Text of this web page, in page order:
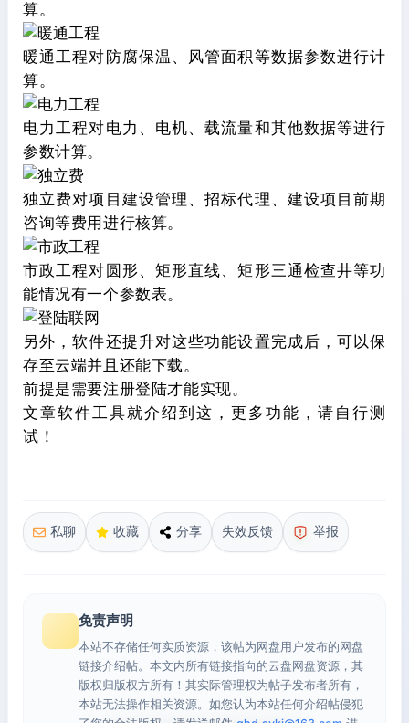
算。
暖通工程对防腐保温、风管面积等数据参数进行计
算。
电力工程对电力、电机、载流量和其他数据等进行
参数计算。
独立费对项目建设管理、招标代理、建设项目前期
咨询等费用进行核算。
市政工程对圆形、矩形直线、矩形三通检查井等功
能情况有一个参数表。
另外，软件还提升对这些功能设置完成后，可以保
存至云端并且还能下载。
前提是需要注册登陆才能实现。
文章软件工具就介绍到这，更多功能，请自行测
试！
私聊 收藏 分享 失效反馈 举报
免责声明
本站不存储任何实质资源，该帖为网盘用户发布的网盘
链接介绍帖。本文内所有链接指向的云盘网盘资源，其
版权归版权方所有！其实际管理权为帖子发布者所有，
本站无法操作相关资源。如您认为本站任何介绍帖侵犯